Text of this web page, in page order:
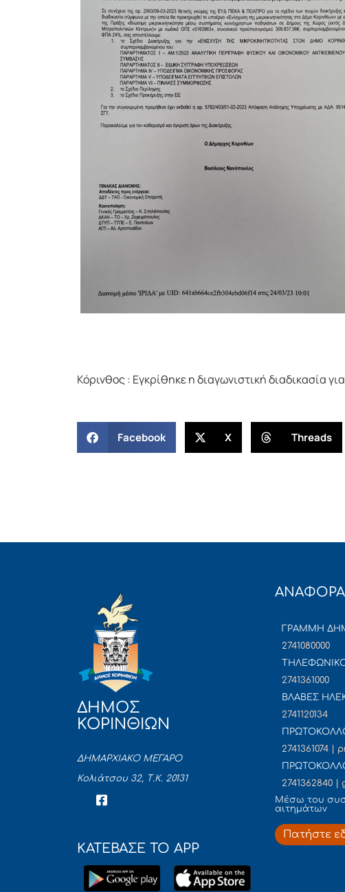
Κόρινθος : Εγκρίθηκε η διαγωνιστική διαδικασία
Facebook X Threads
ΔΗΜΟΣ
ΚΟΡΙΝΘΙΩΝ
ΔΗΜΑΡΧΙΑΚΟ ΜΕΓΑΡΟ
Κολιάτσου 32, Τ.Κ. 20131
ΚΑΤΕΒΑΣΕ ΤΟ APP
ΓΡΑΜΜΗ
2741080000
2741361000
ΒΛΑΒΕΣ
2741120134
2741361074
2741362840
Mέσω του
αιτημάτων
Πατήστε